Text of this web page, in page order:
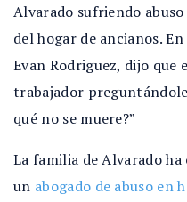
Alvarado sufriendo
del hogar de ancianos.
Evan Rodriguez, dijo que
trabajador
qué no se muere?”
La familia de Alvarado
un abogado de abuso en